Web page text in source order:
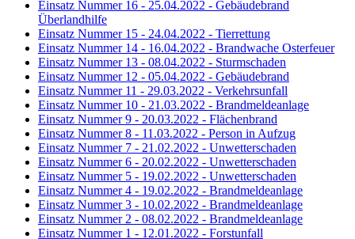
Einsatz Nummer 16 - 25.04.2022 - Gebäudebrand
Überlandhilfe
Einsatz Nummer 15 - 24.04.2022 - Tierrettung
Einsatz Nummer 14 - 16.04.2022 - Brandwache Osterfeuer
Einsatz Nummer 13 - 08.04.2022 - Sturmschaden
Einsatz Nummer 12 - 05.04.2022 - Gebäudebrand
Einsatz Nummer 11 - 29.03.2022 - Verkehrsunfall
Einsatz Nummer 10 - 21.03.2022 - Brandmeldeanlage
Einsatz Nummer 9 - 20.03.2022 - Flächenbrand
Einsatz Nummer 8 - 11.03.2022 - Person in Aufzug
Einsatz Nummer 7 - 21.02.2022 - Unwetterschaden
Einsatz Nummer 6 - 20.02.2022 - Unwetterschaden
Einsatz Nummer 5 - 19.02.2022 - Unwetterschaden
Einsatz Nummer 4 - 19.02.2022 - Brandmeldeanlage
Einsatz Nummer 3 - 10.02.2022 - Brandmeldeanlage
Einsatz Nummer 2 - 08.02.2022 - Brandmeldeanlage
Einsatz Nummer 1 - 12.01.2022 - Forstunfall